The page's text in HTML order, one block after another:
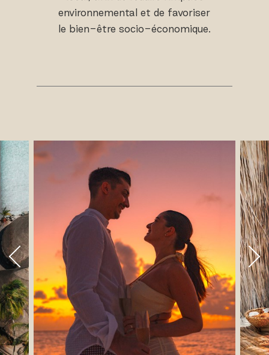
environnemental et de favoriser
le bien-être socio-économique.